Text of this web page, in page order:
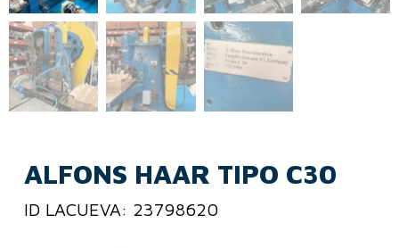
ALFONS HAAR TIPO C30
ID LACUEVA: 23798620